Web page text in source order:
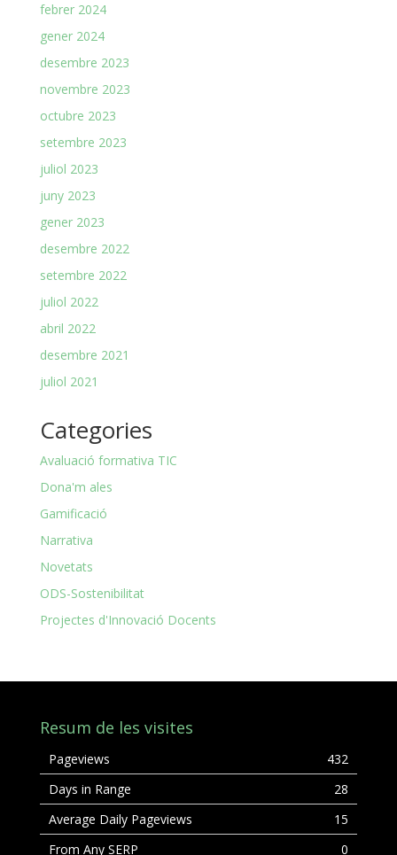
febrer 2024
gener 2024
desembre 2023
novembre 2023
octubre 2023
setembre 2023
juliol 2023
juny 2023
gener 2023
desembre 2022
setembre 2022
juliol 2022
abril 2022
desembre 2021
juliol 2021
Categories
Avaluació formativa TIC
Dona'm ales
Gamificació
Narrativa
Novetats
ODS-Sostenibilitat
Projectes d'Innovació Docents
Resum de les visites
Pageviews
432
Days in Range
28
Average Daily Pageviews
15
From Any SERP
0